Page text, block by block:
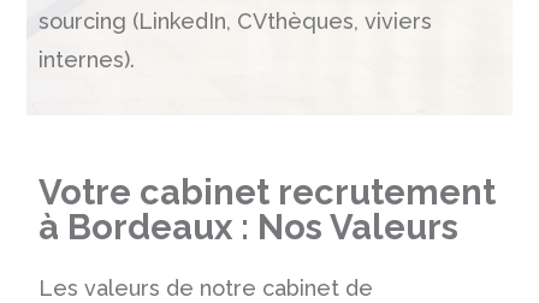
sourcing (LinkedIn, CVthèques, viviers
internes).
Votre cabinet recrutement
à Bordeaux : Nos Valeurs
Les valeurs de notre cabinet de